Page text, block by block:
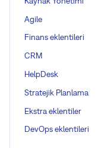
Agile
Finans eklentileri
CRM
HelpDesk
Stratejik Planlama
Ekstra eklentiler
DevOps eklentileri